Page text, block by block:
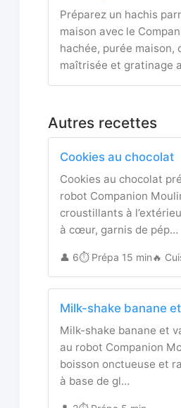
Préparez un hachis
maison avec le
hachée, purée maison,
maîtrisée et gratinage
Autres recettes
Cookies au chocolat
Cookies au chocolat
robot Companion
croustillants à
à cœur, garnis de pép…
👤 6⏱️ Prépa 15 min🔥
Milk-shake banane
Milk-shake banane et
au robot Companion
boisson onctueuse et
à base de gl…